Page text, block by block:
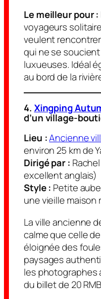
Le meilleur pour :
voyageurs
veulent
qui ne se
luxueuses. Idéal
au bord de la
4. Xingping
d’un village-
Lieu :Ancienne
environ 25 km de
Dirigé par :
excellent anglais)
Style : Petite
une vieille maison
La ville ancienne
calme que celle
éloignée des
paysages
les
du billet de 20